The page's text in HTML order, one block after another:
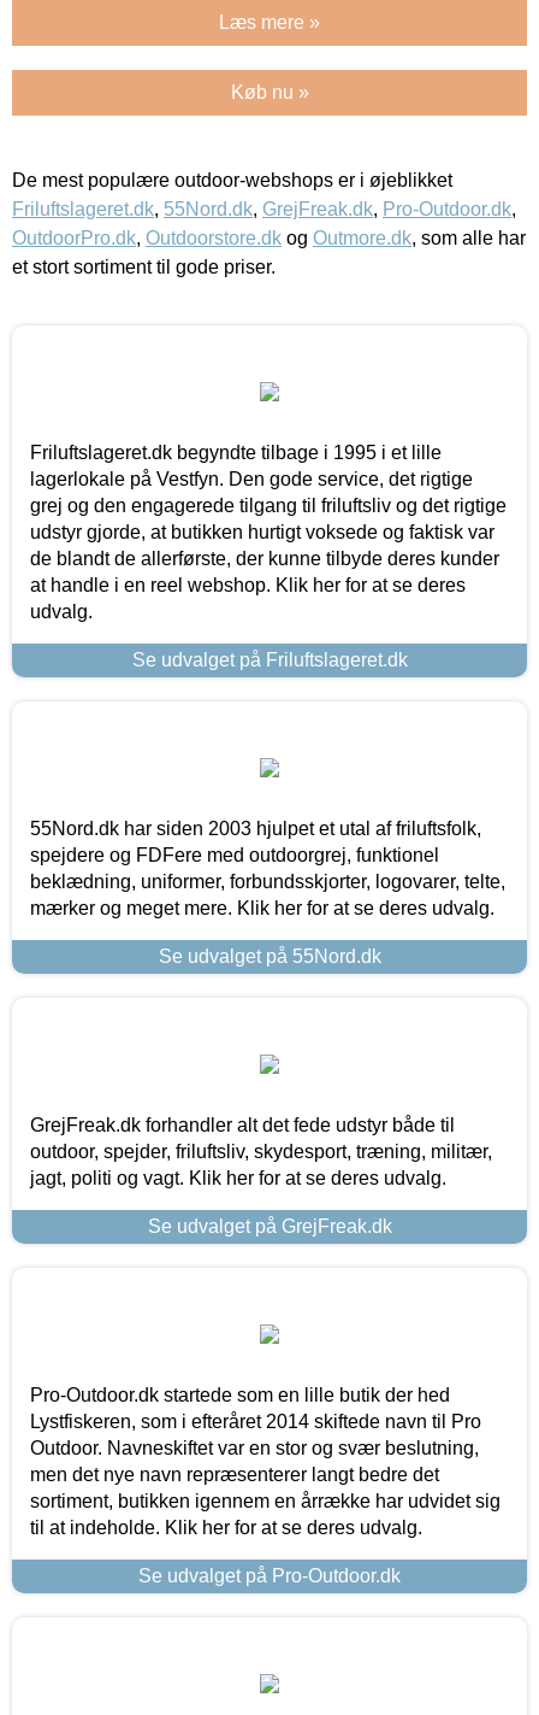
Læs mere »
Køb nu »
De mest populære outdoor-webshops er i øjeblikket
Friluftslageret.dk, 55Nord.dk, GrejFreak.dk, Pro-Outdoor.dk,
OutdoorPro.dk, Outdoorstore.dk og Outmore.dk, som alle har
et stort sortiment til gode priser.
Friluftslageret.dk begyndte tilbage i 1995 i et lille
lagerlokale på Vestfyn. Den gode service, det rigtige
grej og den engagerede tilgang til friluftsliv og det rigtige
udstyr gjorde, at butikken hurtigt voksede og faktisk var
de blandt de allerførste, der kunne tilbyde deres kunder
at handle i en reel webshop. Klik her for at se deres
udvalg.
Se udvalget på Friluftslageret.dk
55Nord.dk har siden 2003 hjulpet et utal af friluftsfolk,
spejdere og FDFere med outdoorgrej, funktionel
beklædning, uniformer, forbundsskjorter, logovarer, telte,
mærker og meget mere. Klik her for at se deres udvalg.
Se udvalget på 55Nord.dk
GrejFreak.dk forhandler alt det fede udstyr både til
outdoor, spejder, friluftsliv, skydesport, træning, militær,
jagt, politi og vagt. Klik her for at se deres udvalg.
Se udvalget på GrejFreak.dk
Pro-Outdoor.dk startede som en lille butik der hed
Lystfiskeren, som i efteråret 2014 skiftede navn til Pro
Outdoor. Navneskiftet var en stor og svær beslutning,
men det nye navn repræsenterer langt bedre det
sortiment, butikken igennem en årrække har udvidet sig
til at indeholde. Klik her for at se deres udvalg.
Se udvalget på Pro-Outdoor.dk